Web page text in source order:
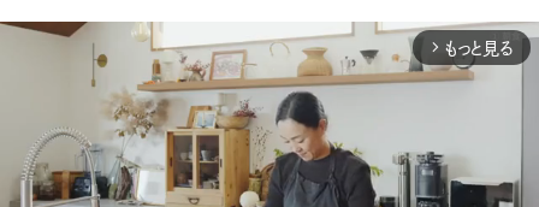
arrow_forward_ios もっと見る